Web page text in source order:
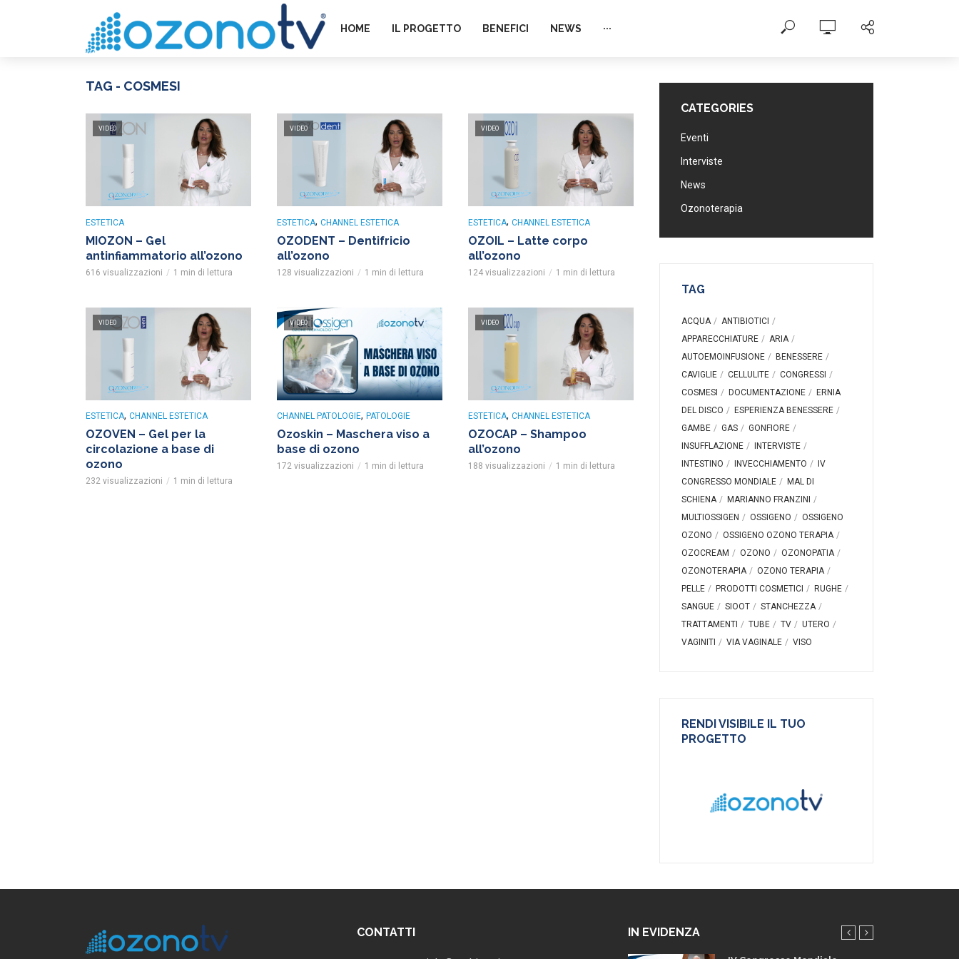
HOME IL PROGETTO BENEFICI NEWS ···
TAG - COSMESI
VIDEO
ESTETICA
MIOZON – Gel
antinfiammatorio all’ozono
616 visualizzazioni 1 min di lettura
VIDEO
ESTETICA, CHANNEL ESTETICA
OZODENT – Dentifricio
all’ozono
128 visualizzazioni 1 min di lettura
VIDEO
ESTETICA, CHANNEL ESTETICA
OZOIL – Latte corpo
all’ozono
124 visualizzazioni 1 min di lettura
VIDEO
ESTETICA, CHANNEL ESTETICA
OZOVEN – Gel per la
circolazione a base di
ozono
232 visualizzazioni 1 min di lettura
VIDEO
CHANNEL PATOLOGIE, PATOLOGIE
Ozoskin – Maschera viso a
base di ozono
172 visualizzazioni 1 min di lettura
VIDEO
ESTETICA, CHANNEL ESTETICA
OZOCAP – Shampoo
all’ozono
188 visualizzazioni 1 min di lettura
CATEGORIES
Eventi
Interviste
News
Ozonoterapia
TAG
ACQUA
ANTIBIOTICI
APPARECCHIATURE
ARIA
AUTOEMOINFUSIONE
BENESSERE
CAVIGLIE
CELLULITE
CONGRESSI
COSMESI
DOCUMENTAZIONE
ERNIA
DEL DISCO
ESPERIENZA BENESSERE
GAMBE
GAS
GONFIORE
INSUFFLAZIONE
INTERVISTE
INTESTINO
INVECCHIAMENTO
IV
CONGRESSO MONDIALE
MAL DI
SCHIENA
MARIANNO FRANZINI
MULTIOSSIGEN
OSSIGENO
OSSIGENO
OZONO
OSSIGENO OZONO TERAPIA
OZOCREAM
OZONO
OZONOPATIA
OZONOTERAPIA
OZONO TERAPIA
PELLE
PRODOTTI COSMETICI
RUGHE
SANGUE
SIOOT
STANCHEZZA
TRATTAMENTI
TUBE TV
UTERO
VAGINITI
VIA VAGINALE VISO
RENDI VISIBILE IL TUO
PROGETTO
CONTATTI IN EVIDENZA